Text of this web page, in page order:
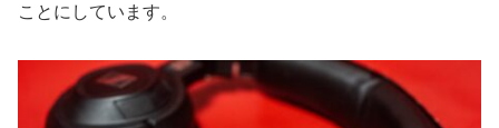
ことにしています。